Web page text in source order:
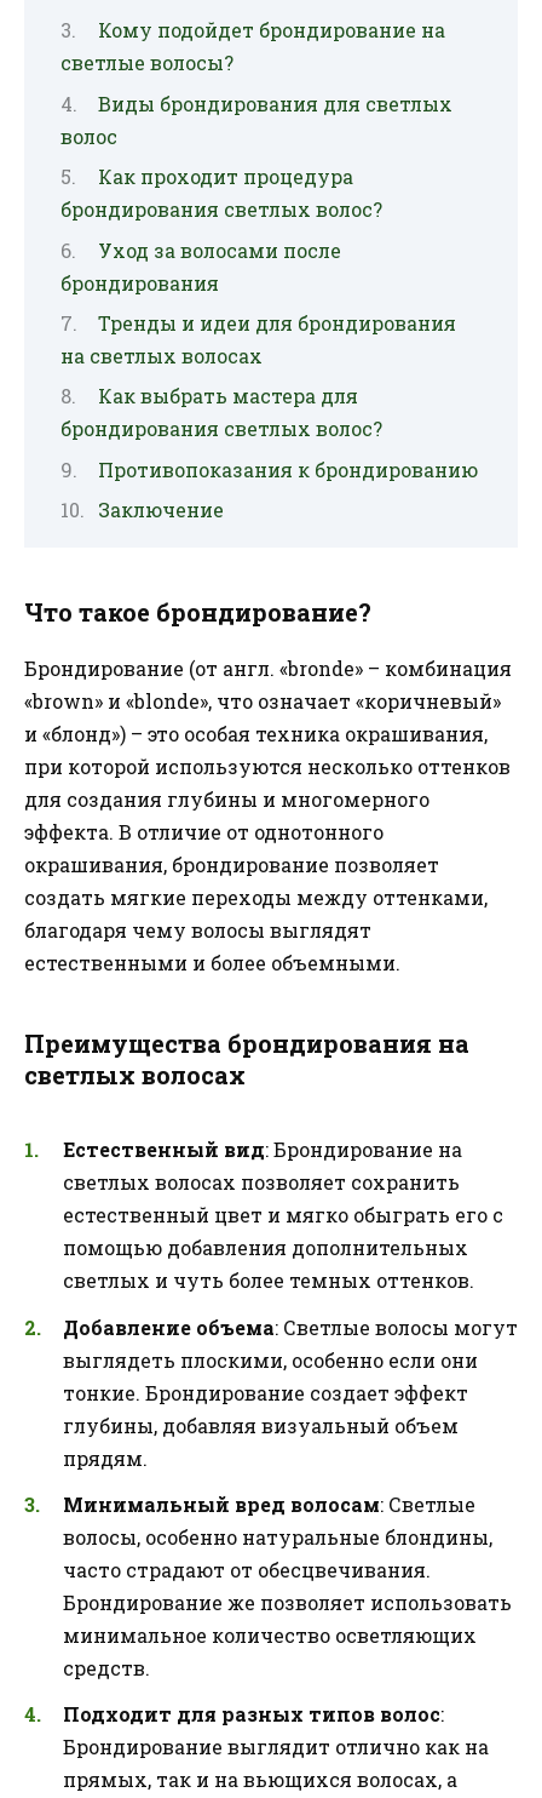
Кому подойдет брондирование на
светлые волосы?
Виды брондирования для светлых
волос
Как проходит процедура
брондирования светлых волос?
Уход за волосами после
брондирования
Тренды и идеи для брондирования
на светлых волосах
Как выбрать мастера для
брондирования светлых волос?
Противопоказания к брондированию
Заключение
Что такое брондирование?
Брондирование (от англ. «bronde» – комбинация
«brown» и «blonde», что означает «коричневый»
и «блонд») – это особая техника окрашивания,
при которой используются несколько оттенков
для создания глубины и многомерного
эффекта. В отличие от однотонного
окрашивания, брондирование позволяет
создать мягкие переходы между оттенками,
благодаря чему волосы выглядят
естественными и более объемными.
Преимущества брондирования на
светлых волосах
Естественный вид: Брондирование на
светлых волосах позволяет сохранить
естественный цвет и мягко обыграть его с
помощью добавления дополнительных
светлых и чуть более темных оттенков.
Добавление объема: Светлые волосы могут
выглядеть плоскими, особенно если они
тонкие. Брондирование создает эффект
глубины, добавляя визуальный объем
прядям.
Минимальный вред волосам: Светлые
волосы, особенно натуральные блондины,
часто страдают от обесцвечивания.
Брондирование же позволяет использовать
минимальное количество осветляющих
средств.
Подходит для разных типов волос:
Брондирование выглядит отлично как на
прямых, так и на вьющихся волосах, а